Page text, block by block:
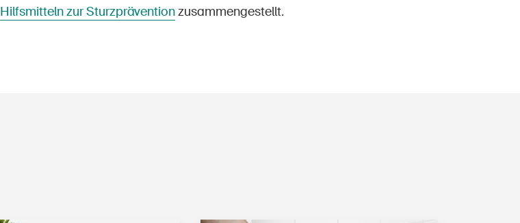
Hilfsmitteln zur Sturzpräventionzusammengestellt.